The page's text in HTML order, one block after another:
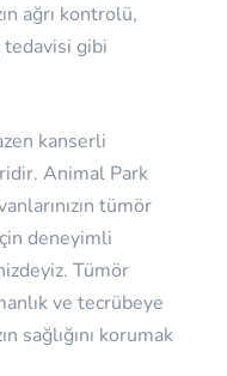
ağrı kontrolü,
gibi
kanserli
Animal Park
tümör
deneyimli
Tümör
ve tecrübeye
sağlığını korumak